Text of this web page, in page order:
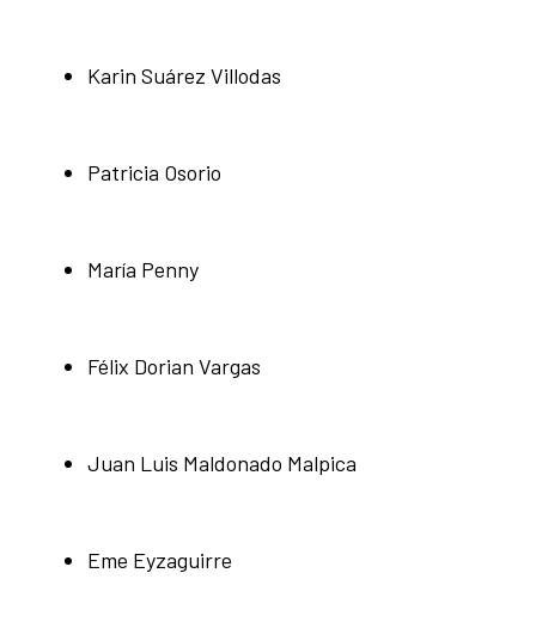
Karin Suárez Villodas
Patricia Osorio
María Penny
Félix Dorian Vargas
Juan Luis Maldonado Malpica
Eme Eyzaguirre